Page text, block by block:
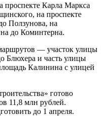
проспекте Карла Маркса
на проспекте
Ползунова, на
до Коминтерна.
— участок улицы
Блюхера и часть улицы
Калинина с улицей
готово
11,8 млн рублей.
до 1 апреля.